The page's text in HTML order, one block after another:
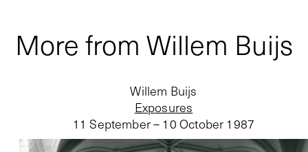
More from Willem Buijs
Exposures
Willem Buijs
11 September – 10 October 1987